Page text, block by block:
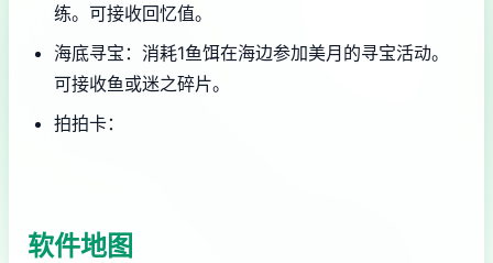
练。可接收回忆值。
海底寻宝：消耗1鱼饵在海边参加美月的寻宝活动。
可接收鱼或迷之碎片。
拍拍卡：
软件地图